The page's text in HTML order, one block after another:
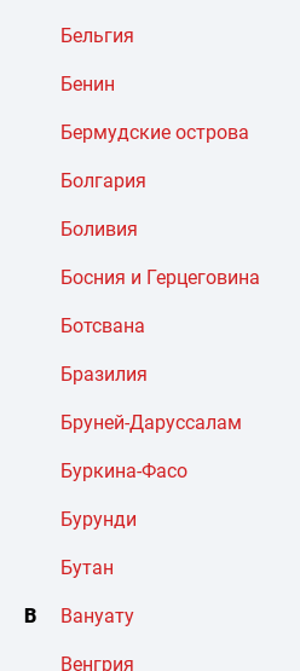
Бельгия
Бенин
Бермудские острова
Болгария
Боливия
Босния и Герцеговина
Ботсвана
Бразилия
Бруней-Даруссалам
Буркина-Фасо
Бурунди
Бутан
В Вануату
Венгрия